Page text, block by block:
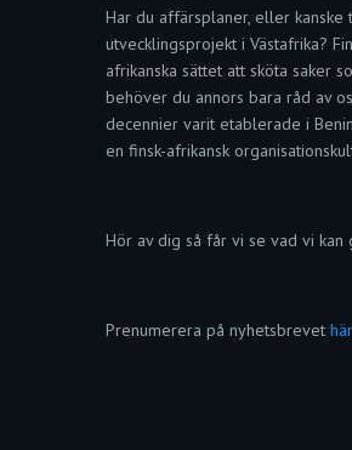
Har du affärsplaner, eller kanske
utvecklingsprojekt i Västafrika?
afrikanska sättet att sköta saker
behöver du annors bara råd av
decennier varit etablerade i
en finsk-afrikansk
Hör av dig så får vi se vad vi kan
Prenumerera på nyhetsbrevet här